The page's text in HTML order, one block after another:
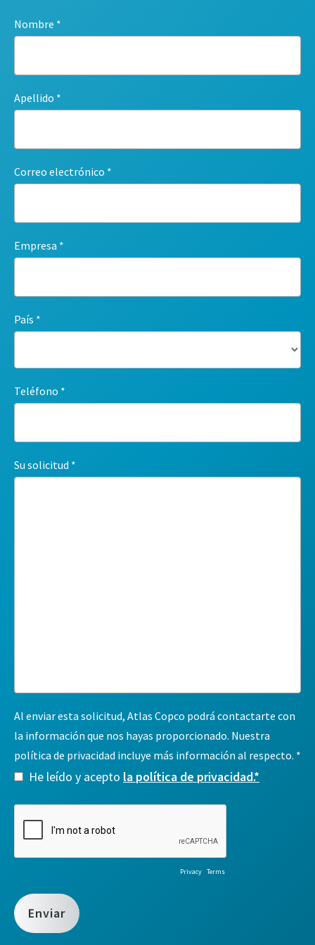
Nombre
Apellido
Correo electrónico
Empresa
País
Teléfono
Su solicitud
Al enviar esta solicitud, Atlas Copco podrá contactarte con
la información que nos hayas proporcionado. Nuestra
política de privacidad incluye más información al respecto.
He leído y acepto la política de privacidad.*
Privacy-Terms